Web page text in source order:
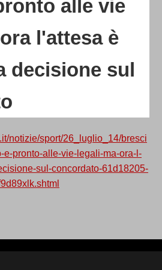
alle vie
l'attesa è
decisione sul
notizie/sport/26_luglio_14/bresci
e-pronto-alle-vie-legali-ma-ora-l-
sul-concordato-61d18205-